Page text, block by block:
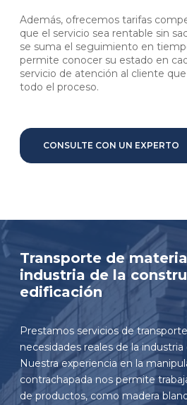
Además, ofrecemos tarifas
que el servicio sea rentable sin
se suma el seguimiento en
permite conocer su estado en
servicio de atención al cliente
todo el proceso.
CONSULTE CON UN EXPERTO
Transporte de
industria de la
edificación
Prestamos servicios de
necesidades reales de la
Nuestra experiencia en la
contrachapada nos permite
de productos, como madera